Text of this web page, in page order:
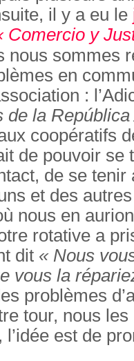
il y a eu le
Comercio y
nous sommes
en
:
de la
coopératifs
de pouvoir se
de se
et des
nous en
rotative a
dit « Nous
vous la
problèmes
tour, nous
l’idée est de